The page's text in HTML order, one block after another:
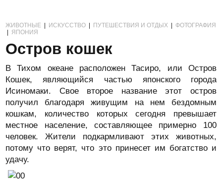
ЖИВОТНЫЕ ИСКУССТВО ПУТЕШЕСТВИЯ И ОТДЫХ |ФОТОГРАФИЯ
ЯПОНИЯ
Остров кошек
В Тихом океане расположен Тасиро, или Остров
Кошек, являющийся частью японского города
Исиномаки. Свое второе название этот остров
получил благодаря живущим на нем бездомным
кошкам, количество которых сегодня превышает
местное население, составляющее примерно 100
человек. Жители подкармливают этих животных,
потому что верят, что это принесет им богатство и
удачу.